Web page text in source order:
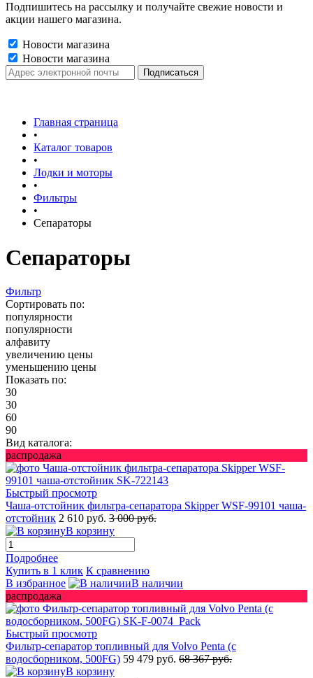
Подпишитесь на рассылку и получайте свежие новости и
акции нашего магазина.
Новости магазина
Новости магазина
Главная страница
•
Каталог товаров
•
Лодки и моторы
•
Фильтры
•
Сепараторы
Сепараторы
Фильтр
Сортировать по:
популярности
популярности
алфавиту
увеличению цены
уменьшению цены
Показать по:
30
30
60
90
Вид каталога:
распродажа
Быстрый просмотр
Чаша-отстойник фильтра-сепаратора Skipper WSF-99101 чаша-
отстойник 2 610 руб. 3 000 руб.
В корзину
Подробнее
Купить в 1 клик К сравнению
В избранное
В наличии
распродажа
Быстрый просмотр
Фильтр-сепаратор топливный для Volvo Penta (с
водосборником, 500FG) 59 479 руб. 68 367 руб.
В корзину